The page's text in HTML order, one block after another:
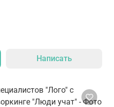
Написать